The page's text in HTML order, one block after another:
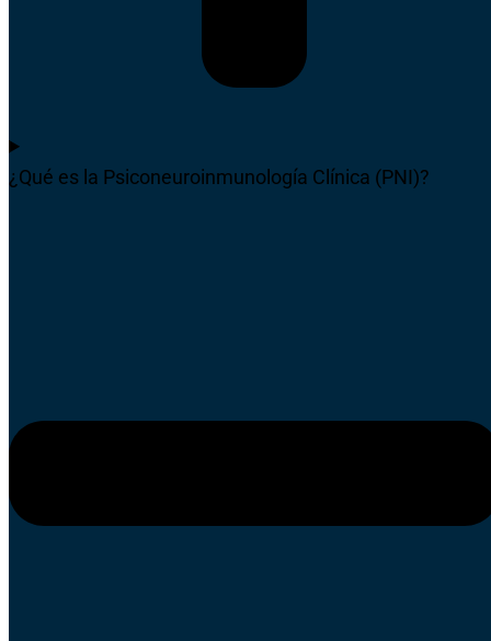
¿Qué es la Psiconeuroinmunología Clínica (PNI)?